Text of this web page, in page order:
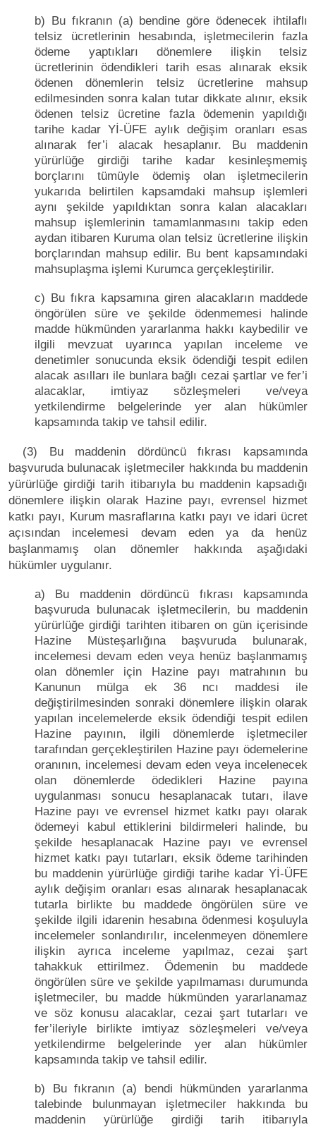
b) Bu fıkranın (a) bendine göre ödenecek ihtilaflı
telsiz ücretlerinin hesabında, işletmecilerin fazla
ödeme yaptıkları dönemlere ilişkin telsiz
ücretlerinin ödendikleri tarih esas alınarak eksik
ödenen dönemlerin telsiz ücretlerine mahsup
edilmesinden sonra kalan tutar dikkate alınır, eksik
ödenen telsiz ücretine fazla ödemenin yapıldığı
tarihe kadar Yİ-ÜFE aylık değişim oranları esas
alınarak fer’i alacak hesaplanır. Bu maddenin
yürürlüğe girdiği tarihe kadar kesinleşmemiş
borçlarını tümüyle ödemiş olan işletmecilerin
yukarıda belirtilen kapsamdaki mahsup işlemleri
aynı şekilde yapıldıktan sonra kalan alacakları
mahsup işlemlerinin tamamlanmasını takip eden
aydan itibaren Kuruma olan telsiz ücretlerine ilişkin
borçlarından mahsup edilir. Bu bent kapsamındaki
mahsuplaşma işlemi Kurumca gerçekleştirilir.
c) Bu fıkra kapsamına giren alacakların maddede
öngörülen süre ve şekilde ödenmemesi halinde
madde hükmünden yararlanma hakkı kaybedilir ve
ilgili mevzuat uyarınca yapılan inceleme ve
denetimler sonucunda eksik ödendiği tespit edilen
alacak asılları ile bunlara bağlı cezai şartlar ve fer’i
alacaklar, imtiyaz sözleşmeleri ve/veya
yetkilendirme belgelerinde yer alan hükümler
kapsamında takip ve tahsil edilir.
(3) Bu maddenin dördüncü fıkrası kapsamında
başvuruda bulunacak işletmeciler hakkında bu maddenin
yürürlüğe girdiği tarih itibarıyla bu maddenin kapsadığı
dönemlere ilişkin olarak Hazine payı, evrensel hizmet
katkı payı, Kurum masraflarına katkı payı ve idari ücret
açısından incelemesi devam eden ya da henüz
başlanmamış olan dönemler hakkında aşağıdaki
hükümler uygulanır.
a) Bu maddenin dördüncü fıkrası kapsamında
başvuruda bulunacak işletmecilerin, bu maddenin
yürürlüğe girdiği tarihten itibaren on gün içerisinde
Hazine Müsteşarlığına başvuruda bulunarak,
incelemesi devam eden veya henüz başlanmamış
olan dönemler için Hazine payı matrahının bu
Kanunun mülga ek 36 ncı maddesi ile
değiştirilmesinden sonraki dönemlere ilişkin olarak
yapılan incelemelerde eksik ödendiği tespit edilen
Hazine payının, ilgili dönemlerde işletmeciler
tarafından gerçekleştirilen Hazine payı ödemelerine
oranının, incelemesi devam eden veya incelenecek
olan dönemlerde ödedikleri Hazine payına
uygulanması sonucu hesaplanacak tutarı, ilave
Hazine payı ve evrensel hizmet katkı payı olarak
ödemeyi kabul ettiklerini bildirmeleri halinde, bu
şekilde hesaplanacak Hazine payı ve evrensel
hizmet katkı payı tutarları, eksik ödeme tarihinden
bu maddenin yürürlüğe girdiği tarihe kadar Yİ-ÜFE
aylık değişim oranları esas alınarak hesaplanacak
tutarla birlikte bu maddede öngörülen süre ve
şekilde ilgili idarenin hesabına ödenmesi koşuluyla
incelemeler sonlandırılır, incelenmeyen dönemlere
ilişkin ayrıca inceleme yapılmaz, cezai şart
tahakkuk ettirilmez. Ödemenin bu maddede
öngörülen süre ve şekilde yapılmaması durumunda
işletmeciler, bu madde hükmünden yararlanamaz
ve söz konusu alacaklar, cezai şart tutarları ve
fer’ileriyle birlikte imtiyaz sözleşmeleri ve/veya
yetkilendirme belgelerinde yer alan hükümler
kapsamında takip ve tahsil edilir.
b) Bu fıkranın (a) bendi hükmünden yararlanma
talebinde bulunmayan işletmeciler hakkında bu
maddenin yürürlüğe girdiği tarih itibarıyla